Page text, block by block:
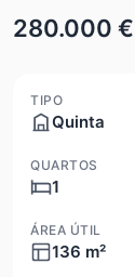
280.000 €
TIPO
Quinta
QUARTOS
1
ÁREA ÚTIL
136 m²